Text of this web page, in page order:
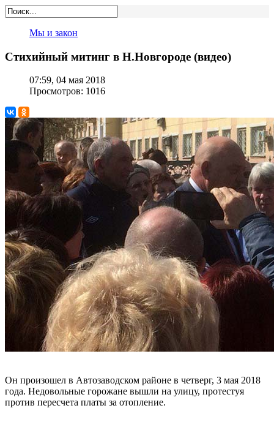
Мы и закон
Стихийный митинг в Н.Новгороде (видео)
07:59, 04 мая 2018
Просмотров: 1016
Он произошел в Автозаводском районе в четверг, 3 мая 2018
года. Недовольные горожане вышли на улицу, протестуя
против пересчета платы за отопление.